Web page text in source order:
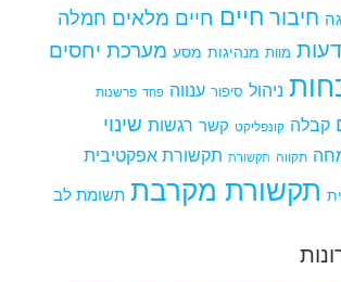
חיבור חיים חיים מלאים חמלה
מוות מנהיגות מסע מערכת יחסים
ניהול סיפור ענווה פחד פרשנות
קבלה קונפליקט קשר רגשות שינוי
תקווה תקשורת תקשורת אפקטיבית
תקשורת מקרבת תשומת לב